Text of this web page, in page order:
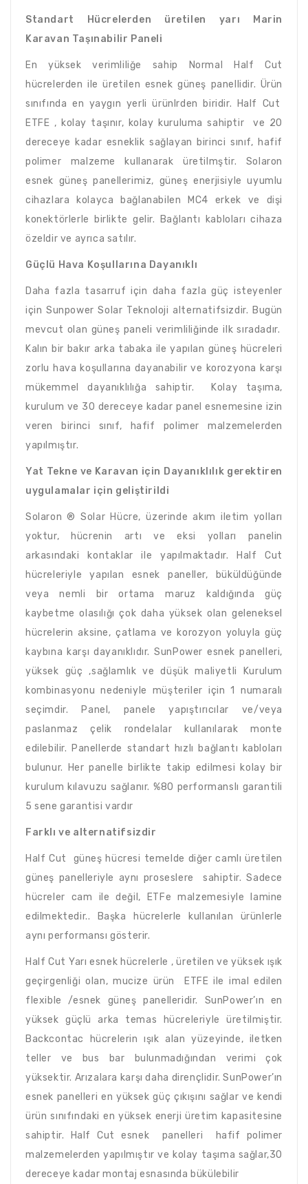
Standart Hücrelerden üretilen yarı Marin
Karavan Taşınabilir Paneli
En yüksek verimliliğe sahip Normal Half Cut
hücrelerden ile üretilen esnek güneş panellidir. Ürün
sınıfında en yaygın yerli ürünlrden biridir. Half Cut
ETFE , kolay taşınır, kolay kuruluma sahiptir ve 20
dereceye kadar esneklik sağlayan birinci sınıf, hafif
polimer malzeme kullanarak üretilmştir. Solaron
esnek güneş panellerimiz, güneş enerjisiyle uyumlu
cihazlara kolayca bağlanabilen MC4 erkek ve dişi
konektörlerle birlikte gelir. Bağlantı kabloları cihaza
özeldir ve ayrıca satılır.
Güçlü Hava Koşullarına Dayanıklı
Daha fazla tasarruf için daha fazla güç isteyenler
için Sunpower Solar Teknoloji alternatifsizdir. Bugün
mevcut olan güneş paneli verimliliğinde ilk sıradadır.
Kalın bir bakır arka tabaka ile yapılan güneş hücreleri
zorlu hava koşullarına dayanabilir ve korozyona karşı
mükemmel dayanıklılığa sahiptir. Kolay taşıma,
kurulum ve 30 dereceye kadar panel esnemesine izin
veren birinci sınıf, hafif polimer malzemelerden
yapılmıştır.
Yat Tekne ve Karavan için Dayanıklılık gerektiren
uygulamalar için geliştirildi
Solaron ® Solar Hücre, üzerinde akım iletim yolları
yoktur, hücrenin artı ve eksi yolları panelin
arkasındaki kontaklar ile yapılmaktadır. Half Cut
hücreleriyle yapılan esnek paneller, büküldüğünde
veya nemli bir ortama maruz kaldığında güç
kaybetme olasılığı çok daha yüksek olan geleneksel
hücrelerin aksine, çatlama ve korozyon yoluyla güç
kaybına karşı dayanıklıdır. SunPower esnek panelleri,
yüksek güç ,sağlamlık ve düşük maliyetli Kurulum
kombinasyonu nedeniyle müşteriler için 1 numaralı
seçimdir. Panel, panele yapıştırıcılar ve/veya
paslanmaz çelik rondelalar kullanılarak monte
edilebilir. Panellerde standart hızlı bağlantı kabloları
bulunur. Her panelle birlikte takip edilmesi kolay bir
kurulum kılavuzu sağlanır. %80 performanslı garantili
5 sene garantisi vardır
Farklı ve alternatifsizdir
Half Cut güneş hücresi temelde diğer camlı üretilen
güneş panelleriyle aynı proseslere sahiptir. Sadece
hücreler cam ile değil, ETFe malzemesiyle lamine
edilmektedir.. Başka hücrelerle kullanılan ürünlerle
aynı performansı gösterir.
Half Cut Yarı esnek hücrelerle , üretilen ve yüksek ışık
geçirgenliği olan, mucize ürün ETFE ile imal edilen
flexible /esnek güneş panelleridir. SunPower’ın en
yüksek güçlü arka temas hücreleriyle üretilmiştir.
Backcontac hücrelerin ışık alan yüzeyinde, iletken
teller ve bus bar bulunmadığından verimi çok
yüksektir. Arızalara karşı daha dirençlidir. SunPower’ın
esnek panelleri en yüksek güç çıkışını sağlar ve kendi
ürün sınıfındaki en yüksek enerji üretim kapasitesine
sahiptir. Half Cut esnek panelleri hafif polimer
malzemelerden yapılmıştır ve kolay taşıma sağlar,30
dereceye kadar montaj esnasında bükülebilir